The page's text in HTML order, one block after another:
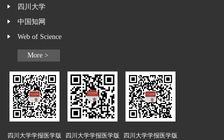
四川大学
中国知网
Web of Science
More >
四川大学学报医学版 四川大学学报医学版 四川大学学报医学版